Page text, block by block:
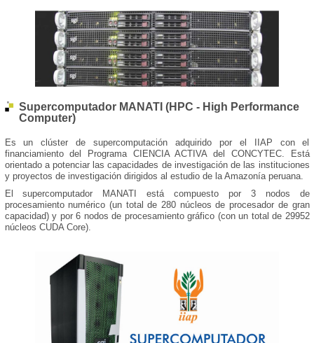
Supercomputador MANATI (HPC - High Performance
Computer)
Es un clúster de supercomputación adquirido por el IIAP con el
financiamiento del Programa CIENCIA ACTIVA del CONCYTEC. Está
orientado a potenciar las capacidades de investigación de las instituciones
y proyectos de investigación dirigidos al estudio de la Amazonía peruana.
El supercomputador MANATI está compuesto por 3 nodos de
procesamiento numérico (un total de 280 núcleos de procesador de gran
capacidad) y por 6 nodos de procesamiento gráfico (con un total de 29952
núcleos CUDA Core).